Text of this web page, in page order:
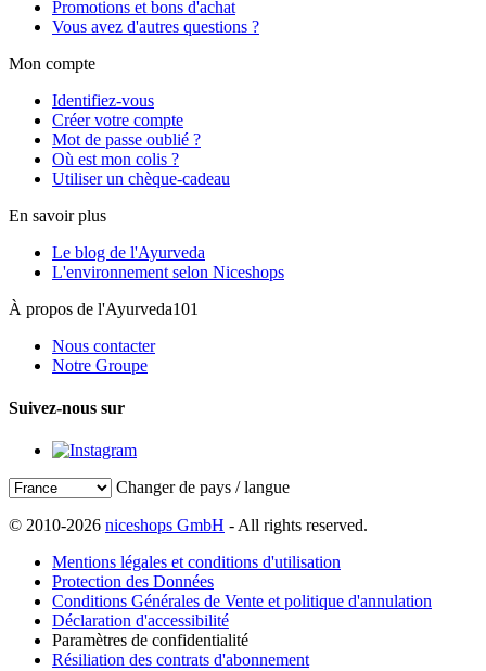
Promotions et bons d'achat
Vous avez d'autres questions ?
Mon compte
Identifiez-vous
Créer votre compte
Mot de passe oublié ?
Où est mon colis ?
Utiliser un chèque-cadeau
En savoir plus
Le blog de l'Ayurveda
L'environnement selon Niceshops
À propos de l'Ayurveda101
Nous contacter
Notre Groupe
Suivez-nous sur
Changer de pays / langue
© 2010-2026 niceshops GmbH - All rights reserved.
Mentions légales et conditions d'utilisation
Protection des Données
Conditions Générales de Vente et politique d'annulation
Déclaration d'accessibilité
Paramètres de confidentialité
Résiliation des contrats d'abonnement